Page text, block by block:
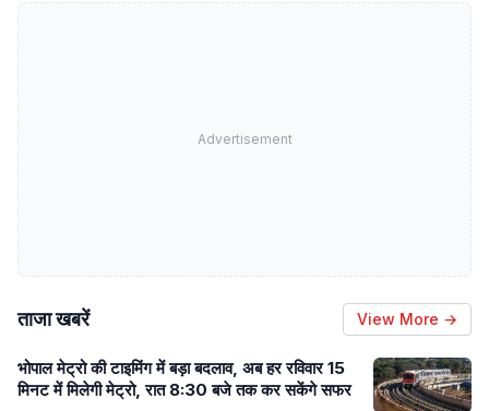
Advertisement
ताजा खबरें View More →
भोपाल मेट्रो की टाइमिंग में बड़ा बदलाव, अब हर रविवार 15
मिनट में मिलेगी मेट्रो, रात 8:30 बजे तक कर सकेंगे सफर